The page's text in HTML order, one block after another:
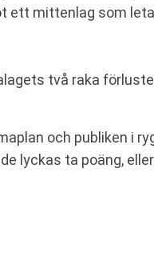
ett mittenlag som
två raka
och publiken i
lyckas ta poäng,